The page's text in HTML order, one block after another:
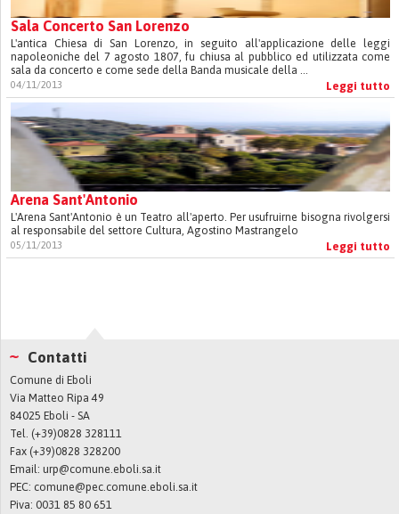
Sala Concerto San Lorenzo
L'antica Chiesa di San Lorenzo, in seguito all'applicazione delle leggi
napoleoniche del 7 agosto 1807, fu chiusa al pubblico ed utilizzata come
sala da concerto e come sede della Banda musicale della ...
04/11/2013 Leggi tutto
Arena Sant'Antonio
L'Arena Sant'Antonio è un Teatro all'aperto. Per usufruirne bisogna rivolgersi
al responsabile del settore Cultura, Agostino Mastrangelo
05/11/2013 Leggi tutto
Contatti
Comune di Eboli
Via Matteo Ripa 49
84025 Eboli - SA
Tel. (+39)0828 328111
Fax (+39)0828 328200
Email: urp@comune.eboli.sa.it
PEC: comune@pec.comune.eboli.sa.it
Piva: 0031 85 80 651